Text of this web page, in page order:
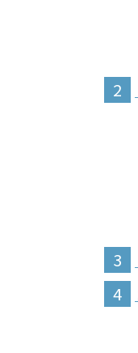
2
3
4